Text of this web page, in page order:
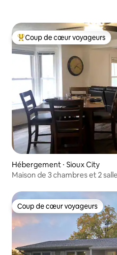
Coups de cœur voyageurs les
Coup de cœur voyageurs
Hébergement ⋅ Sioux City
Maison de 3 chambres et 2
Coup de cœur voyageurs
Coup de cœur voyageurs